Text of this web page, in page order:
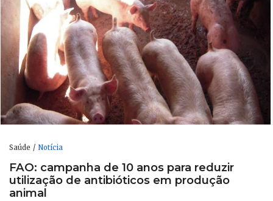
Saúde Notícia
FAO: campanha de 10 anos para reduzir
utilização de antibióticos em produção
animal